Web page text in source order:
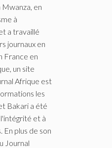
en
à
a travaillé
journaux en
France en
un site
Afrique est
les
Bakari a été
et à
En plus de son
Journal